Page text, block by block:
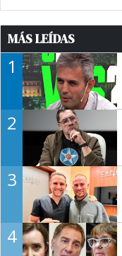
MÁS LEÍDAS
1
2
3
4